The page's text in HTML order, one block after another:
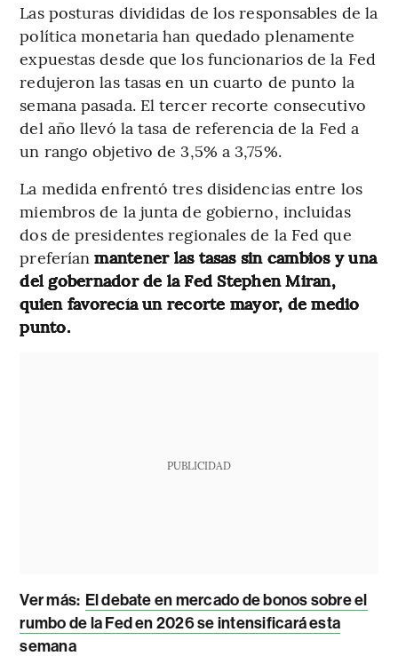
Las posturas divididas de los responsables de la
política monetaria han quedado plenamente
expuestas desde que los funcionarios de la Fed
redujeron las tasas en un cuarto de punto la
semana pasada. El tercer recorte consecutivo
del año llevó la tasa de referencia de la Fed a
un rango objetivo de 3,5% a 3,75%.
La medida enfrentó tres disidencias entre los
miembros de la junta de gobierno, incluidas
dos de presidentes regionales de la Fed que
preferíanmantener las tasas sin cambios y una
del gobernador de la Fed Stephen Miran,
quien favorecía un recorte mayor, de medio
punto.
PUBLICIDAD
Ver más: El debate en mercado de bonos sobre el
rumbo de la Fed en 2026 se intensificará esta
semana